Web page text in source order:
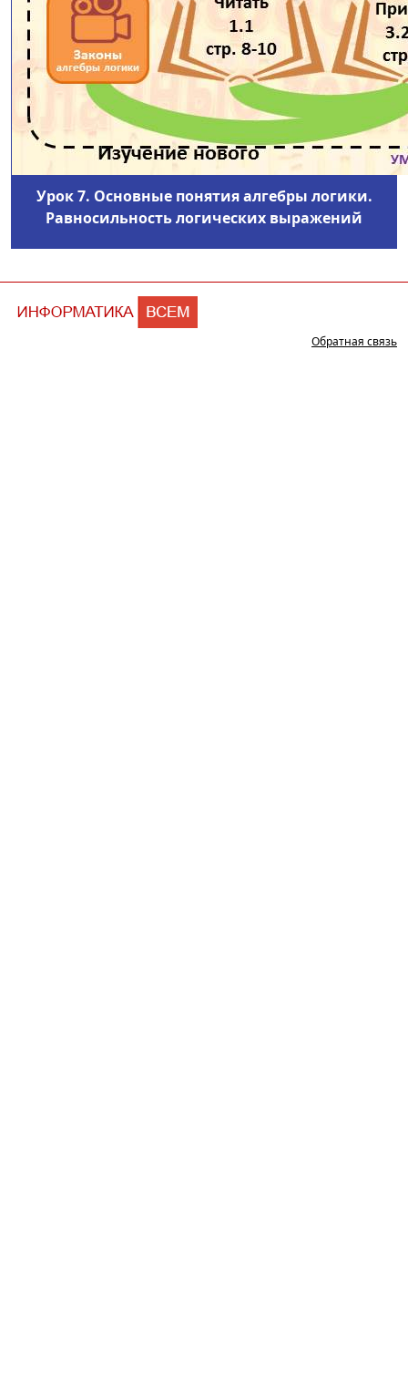
Урок 7. Основные понятия алгебры логики.
Равносильность логических выражений
Обратная связь